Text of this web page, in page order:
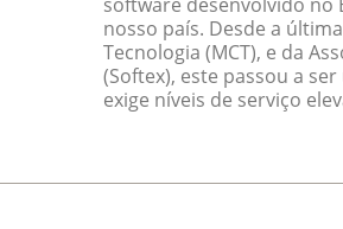
nosso país. Desde a
Tecnologia (MCT), e da
(Softex), este passou a
exige níveis de serviço